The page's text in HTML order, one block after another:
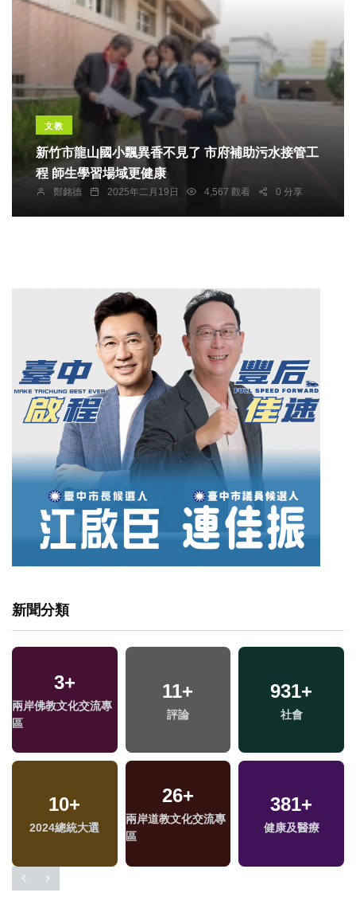
文教
新竹市龍山國小飄異香不見了 市府補助污水接管工
程 師生學習場域更健康
鄭銘德 2025年二月19日 4,567 觀看 0 分享
新聞分類
3+
兩岸佛教文化交流專
區
11+
評論
931+
社會
10+
2024總統大選
26+
兩岸道教文化交流專
區
381+
健康及醫療